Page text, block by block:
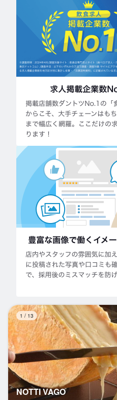
1 / 13
NOTTI VAGO